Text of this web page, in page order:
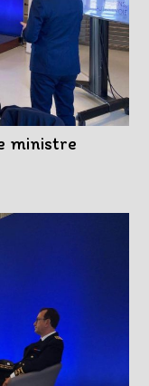
ministre